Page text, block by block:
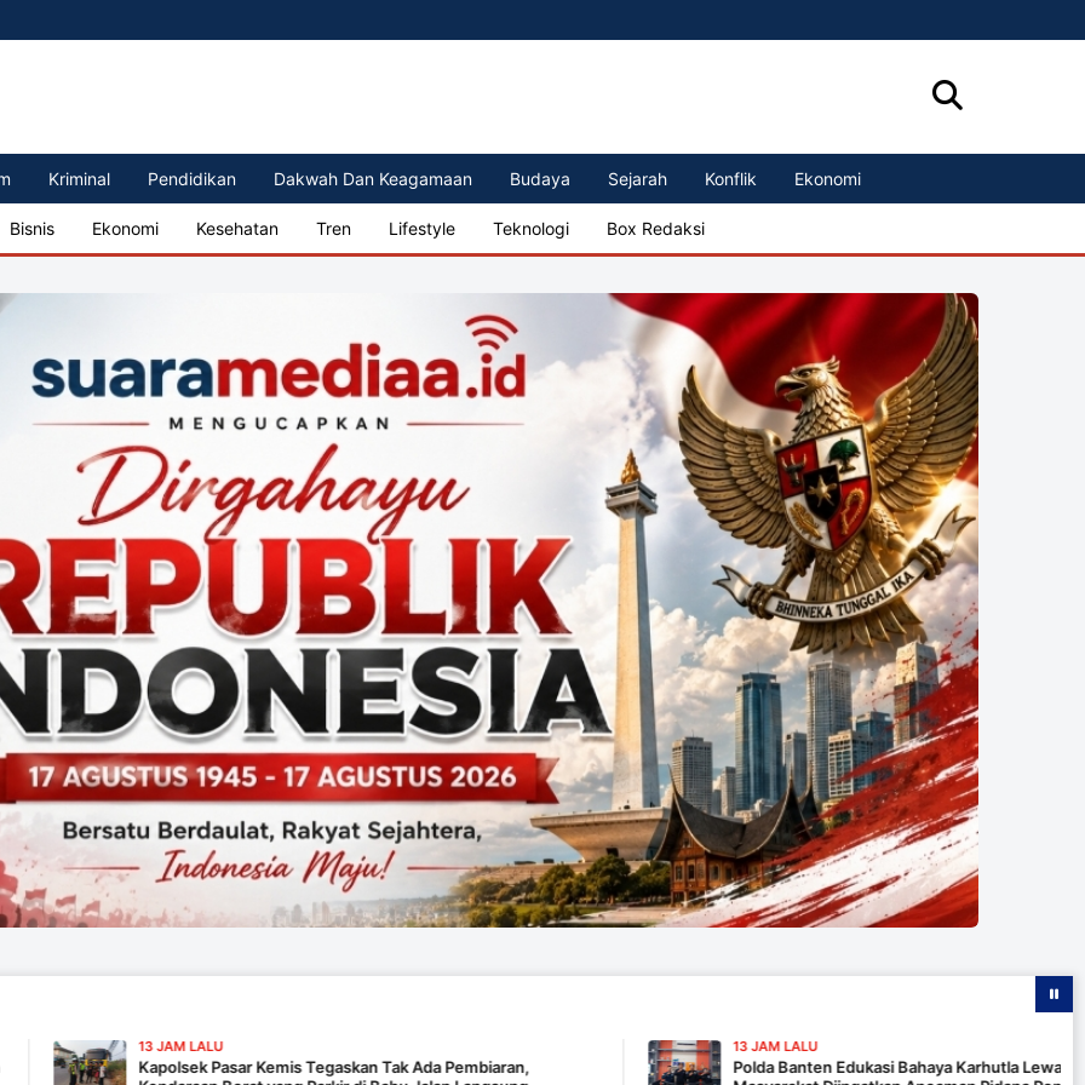
Kriminal Pendidikan Dakwah Dan Keagamaan Budaya Sejarah Konflik Ekonomi
Bisnis Ekonomi Kesehatan Tren Lifestyle Teknologi Box Redaksi
13 JAM LALU
Kapolsek Pasar Kemis Tegaskan Tak Ada Pembiaran,
13 JAM LALU
Polda Banten Edukasi Bahaya Karhutla Lewat Talkshow RRI,